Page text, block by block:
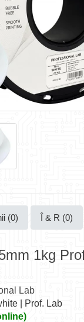
(0) Î & R (0)
1kg
Lab
| Prof. Lab